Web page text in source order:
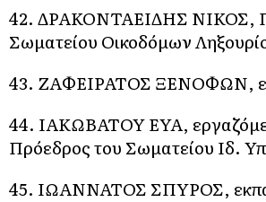
42. ΔΡΑΚΟΝΤΑΕΙΔΗΣ ΝΙΚΟΣ,
Σωματείου Οικοδόμων
43. ΖΑΦΕΙΡΑΤΟΣ ΞΕΝΟΦΩΝ,
44. ΙΑΚΩΒΑΤΟΥ ΕΥΑ,
Πρόεδρος του Σωματείου Ιδ.
45. ΙΩΑΝΝΑΤΟΣ ΣΠΥΡΟΣ,